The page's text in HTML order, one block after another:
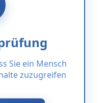
Sie ein Mensch
zuzugreifen